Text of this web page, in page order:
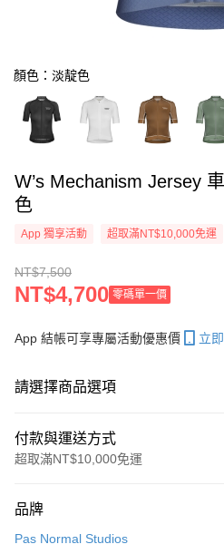
顏色：淡靛色
W’s Mechanism Jersey 車衣 Light Indigo 淡靛
色
App 獨享活動 超取滿NT$10,000免運
NT$7,500
NT$4,700 零碼單一價
App 結帳可享專屬活動優惠價 立
請選擇商品選項
付款與運送方式
超取滿NT$10,000免運
信用卡一次付款
品牌
Pas Normal Studios